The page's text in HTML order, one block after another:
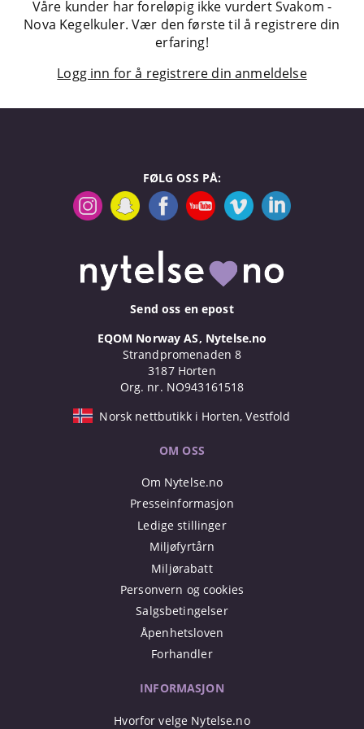
Våre kunder har foreløpig ikke vurdert Svakom -
Nova Kegelkuler. Vær den første til å registrere din
erfaring!
Logg inn for å registrere din anmeldelse
FØLG OSS PÅ:
Send oss en epost
EQOM Norway AS, Nytelse.no
Strandpromenaden 8
3187 Horten
Org. nr. NO943161518
Norsk nettbutikk i Horten, Vestfold
OM OSS
Om Nytelse.no
Presseinformasjon
Ledige stillinger
Miljøfyrtårn
Miljørabatt
Personvern og cookies
Salgsbetingelser
Åpenhetsloven
Forhandler
INFORMASJON
Hvorfor velge Nytelse.no